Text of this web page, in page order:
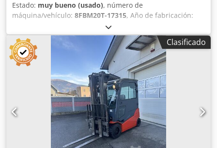
Estado: muy bueno (usado), número de
máquina/vehículo: 8FBM20T-17315, Año de fabricación:
, horas de funcionamiento:
elevación:4.500 mm, ascensor libre:1.500 mm, tipo de
combustible:
, tipo de mástil:triple, capacidad de
la batería:
, longitud de la horquilla:1.200 mm
Altura: 208 cm Estado técnico: muy bueno Estado estético:
muy bueno Chodpfx Aaszihzxevoa Para obtener más
información, póngase en contacto con Austria GmbH,
Toyota Material Handling.
Clasificado